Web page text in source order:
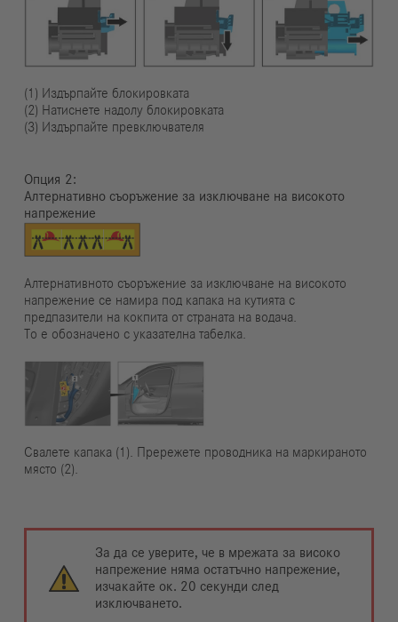
(1) Издърпайте блокировката
(2) Натиснете надолу блокировката
(3) Издърпайте превключвателя
Опция
Алтернативно съоръжение за изключване на високото
напрежение
Алтернативното съоръжение за изключване на високото
напрежение се намира под капака на кутията с
предпазители на кокпита от страната на водача.
То е обозначено с указателна табелка.
Свалете капака (1). Прережете проводника на маркираното
място (2).
За да се уверите, че в мрежата за високо
напрежение няма остатъчно напрежение,
изчакайте ок. 20 секунди след
изключването.